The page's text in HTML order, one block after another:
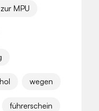
MPU
wegen
führerschein